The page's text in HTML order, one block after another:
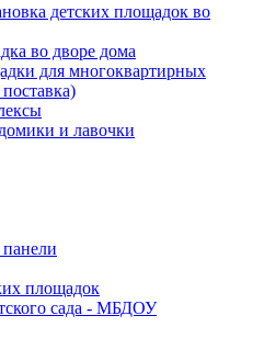
детских площадок во
во дворе дома
для многоквартирных
и лавочки
площадок
сада - МБДОУ